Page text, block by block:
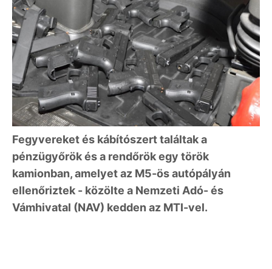
Fegyvereket és kábítószert találtak a
pénzügyőrök és a rendőrök egy török
kamionban, amelyet az M5-ös autópályán
ellenőriztek - közölte a Nemzeti Adó- és
Vámhivatal (NAV) kedden az MTI-vel.